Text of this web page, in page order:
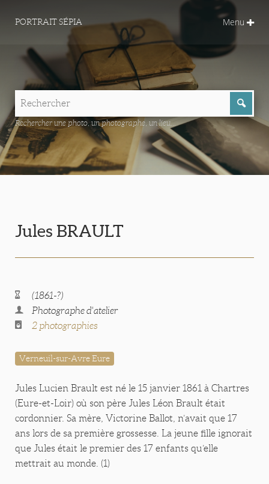
PORTRAIT SÉPIA Menu
Rechercher une photo, un photographe, un lieu...
Jules BRAULT
(1861-?)
Photographe d'atelier
2 photographies
Verneuil-sur-Avre Eure
Jules Lucien Brault est né le 15 janvier 1861 à Chartres
(Eure-et-Loir) où son père Jules Léon Brault était
cordonnier. Sa mère, Victorine Ballot, n’avait que 17
ans lors de sa première grossesse. La jeune fille ignorait
que Jules était le premier des 17 enfants qu’elle
mettrait au monde. (1)